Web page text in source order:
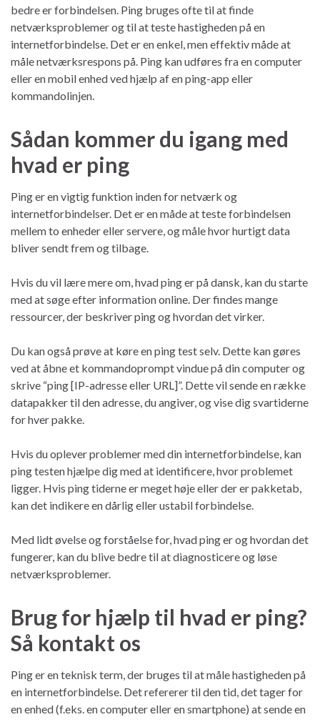
bedre er forbindelsen. Ping bruges ofte til at finde
netværksproblemer og til at teste hastigheden på en
internetforbindelse. Det er en enkel, men effektiv måde at
måle netværksrespons på. Ping kan udføres fra en computer
eller en mobil enhed ved hjælp af en ping-app eller
kommandolinjen.
Sådan kommer du igang med
hvad er ping
Ping er en vigtig funktion inden for netværk og
internetforbindelser. Det er en måde at teste forbindelsen
mellem to enheder eller servere, og måle hvor hurtigt data
bliver sendt frem og tilbage.
Hvis du vil lære mere om, hvad ping er på dansk, kan du starte
med at søge efter information online. Der findes mange
ressourcer, der beskriver ping og hvordan det virker.
Du kan også prøve at køre en ping test selv. Dette kan gøres
ved at åbne et kommandoprompt vindue på din computer og
skrive “ping [IP-adresse eller URL]”. Dette vil sende en række
datapakker til den adresse, du angiver, og vise dig svartiderne
for hver pakke.
Hvis du oplever problemer med din internetforbindelse, kan
ping testen hjælpe dig med at identificere, hvor problemet
ligger. Hvis ping tiderne er meget høje eller der er pakketab,
kan det indikere en dårlig eller ustabil forbindelse.
Med lidt øvelse og forståelse for, hvad ping er og hvordan det
fungerer, kan du blive bedre til at diagnosticere og løse
netværksproblemer.
Brug for hjælp til hvad er ping?
Så kontakt os
Ping er en teknisk term, der bruges til at måle hastigheden på
en internetforbindelse. Det refererer til den tid, det tager for
en enhed (f.eks. en computer eller en smartphone) at sende en